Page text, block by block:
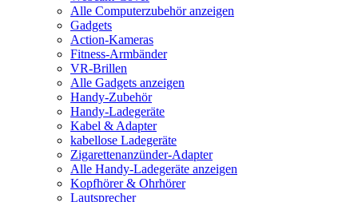
Alle Computerzubehör anzeigen
Gadgets
Action-Kameras
Fitness-Armbänder
VR-Brillen
Alle Gadgets anzeigen
Handy-Zubehör
Handy-Ladegeräte
Kabel & Adapter
kabellose Ladegeräte
Zigarettenanzünder-Adapter
Alle Handy-Ladegeräte anzeigen
Kopfhörer & Ohrhörer
Lautsprecher